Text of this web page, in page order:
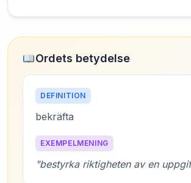
Ordets betydelse
DEFINITION
bekräfta
EXEMPELMENING
"bestyrka riktigheten av en